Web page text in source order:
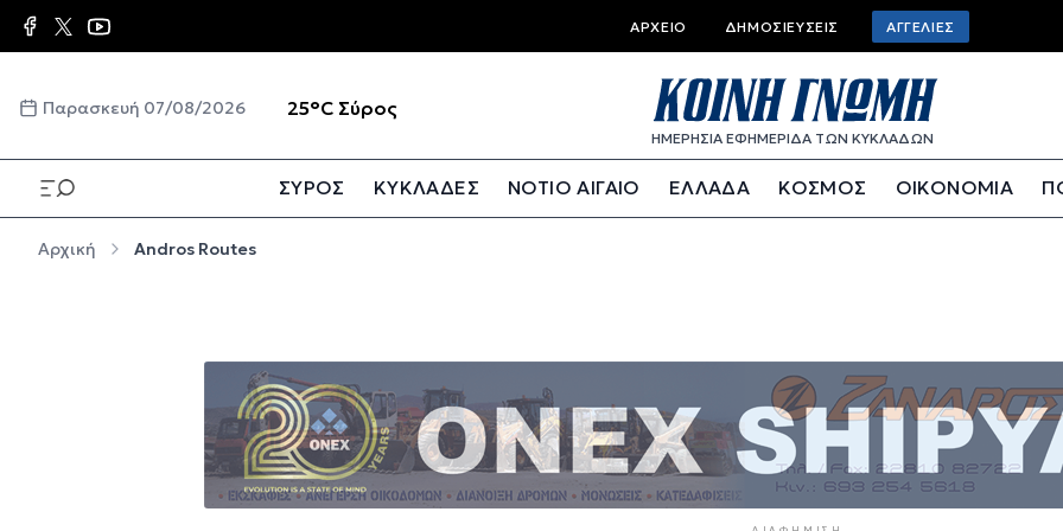
Παράκαμψη προς το κυρίως περιεχόμενο Top bar menu
ΑΡΧΕΊΟ ΔΗΜΟΣΙΕΎΣΕΙΣ ΑΓΓΕΛΊΕΣ
Παρασκευή 07/08/2026 25°C Σύρος
ΗΜΕΡΗΣΙΑ ΕΦΗΜΕΡΙΔΑ ΤΩΝ ΚΥΚΛΑΔΩΝ
ΣΥΡΟΣ ΚΥΚΛΑΔΕΣ ΝΟΤΙΟ ΑΙΓΑΙΟ ΕΛΛΑΔΑ ΚΟΣΜΟΣ ΟΙΚΟΝΟΜΙΑ
Αρχική Andros Routes